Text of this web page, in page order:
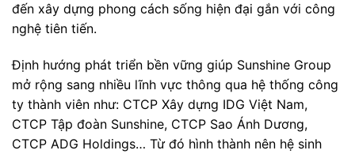
đến xây dựng phong cách sống hiện đại gắn với công
nghệ tiên tiến.
Định hướng phát triển bền vững giúp Sunshine Group
mở rộng sang nhiều lĩnh vực thông qua hệ thống công
ty thành viên như: CTCP Xây dựng IDG Việt Nam,
CTCP Tập đoàn Sunshine, CTCP Sao Ánh Dương,
CTCP ADG Holdings… Từ đó hình thành nên hệ sinh